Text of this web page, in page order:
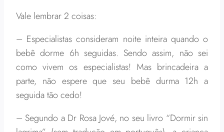
Vale lembrar 2 coisas:
– Especialistas consideram noite inteira quando o
bebê dorme 6h seguidas. Sendo assim, não sei
como vivem os especialistas! Mas brincadeira a
parte, não espere que seu bebê durma 12h a
seguida tão cedo!
– Segundo a Dr Rosa Jové, no seu livro “Dormir sin